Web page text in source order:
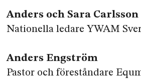
Anders och Sara Carlsson
Nationella ledare YWAM
Anders Engström
Pastor och föreståndare